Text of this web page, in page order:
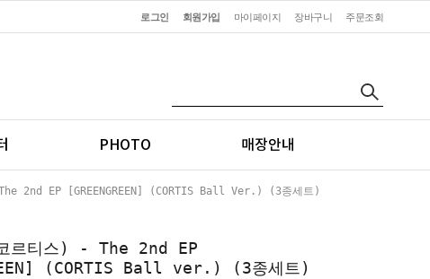
로그인 회원가입 마이페이지 장바구니 주문조회
PHOTO 매장안내
2nd EP [GREENGREEN] (CORTIS Ball Ver.) (3종세트)
르티스) - The 2nd EP
(CORTIS Ball ver.) (3종세트)